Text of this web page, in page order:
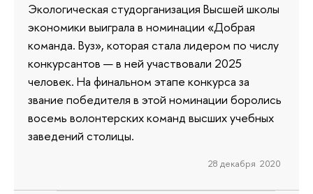
Экологическая студорганизация Высшей школы
экономики выиграла в номинации «Добрая
команда. Вуз», которая стала лидером по числу
конкурсантов — в ней участвовали 2025
человек. На финальном этапе конкурса за
звание победителя в этой номинации боролись
восемь волонтерских команд высших учебных
заведений столицы.
28 декабря 2020